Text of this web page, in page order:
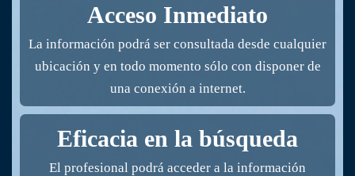
Acceso Inmediato
La información podrá ser consultada desde cualquier
ubicación y en todo momento sólo con disponer de
una conexión a internet.
Eficacia en la búsqueda
El profesional podrá acceder a la información